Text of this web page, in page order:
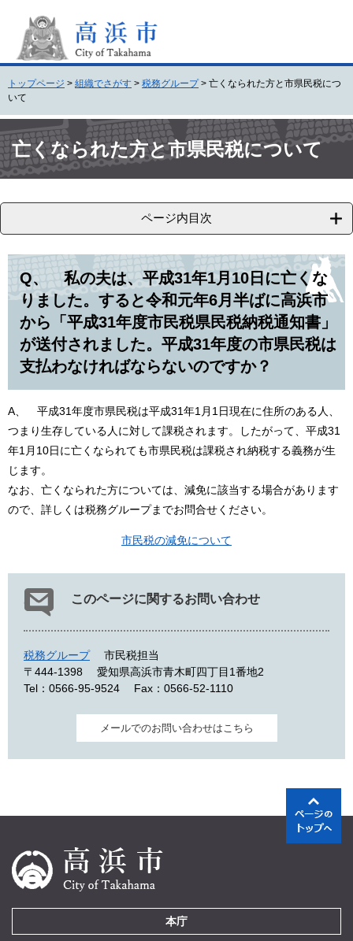
頭
。
飛
て
本
文
トップページ > 組織でさがす > 税務グループ > 亡くなられた方と市県民税につ
いて
文亡くなられた方と市県民税について
ページ内目次
Q、 私の夫は、平成31年1月10日に亡くな
りました。すると令和元年6月半ばに高浜市
から「平成31年度市民税県民税納税通知書」
が送付されました。平成31年度の市県民税は
支払わなければならないのですか？
A、 平成31年度市県民税は平成31年1月1日現在に住所のある人、
つまり生存している人に対して課税されます。したがって、平成31
年1月10日に亡くなられても市県民税は課税され納税する義務が生
じます。
なお、亡くなられた方については、減免に該当する場合があります
ので、詳しくは税務グループまでお問合せください。
市民税の減免について
このページに関するお問い合わせ
税務グループ
市民税担当
〒444-1398
愛知県高浜市青木町四丁目1番地2
Tel：0566-95-9524
Fax：0566-52-1110
メールでのお問い合わせはこちら
本庁